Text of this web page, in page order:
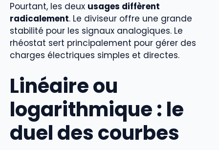
Pourtant, les deux usages diffèrent
radicalement. Le diviseur offre une grande
stabilité pour les signaux analogiques. Le
rhéostat sert principalement pour gérer des
charges électriques simples et directes.
Linéaire ou
logarithmique : le
duel des courbes